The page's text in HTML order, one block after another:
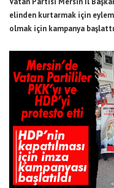
elinden kurtarmak için
olmak için kampanya